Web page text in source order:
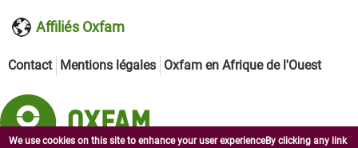
Affiliés Oxfam
Contact Mentions légales Oxfam en Afrique de l'Ouest
We use cookies on this site to enhance your user experienceBy clicking any link